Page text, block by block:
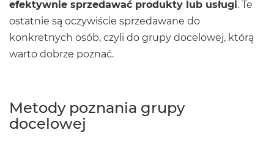
efektywnie sprzedawać produkty lub usługi. Te
ostatnie są oczywiście sprzedawane do
konkretnych osób, czyli do grupy docelowej, którą
warto dobrze poznać.
Metody poznania grupy
docelowej